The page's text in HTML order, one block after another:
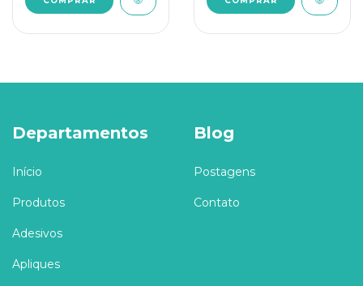
Departamentos
Início
Produtos
Adesivos
Apliques
Blog
Postagens
Contato